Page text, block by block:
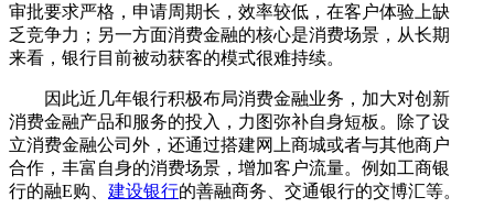
审批要求严格，申请周期长，效率较低，在客户体验上缺
乏竞争力；另一方面消费金融的核心是消费场景，从长期
来看，银行目前被动获客的模式很难持续。
因此近几年银行积极布局消费金融业务，加大对创新
消费金融产品和服务的投入，力图弥补自身短板。除了设
立消费金融公司外，还通过搭建网上商城或者与其他商户
合作，丰富自身的消费场景，增加客户流量。例如工商银
行的融E购、 建设银行的善融商务、交通银行的交博汇等。